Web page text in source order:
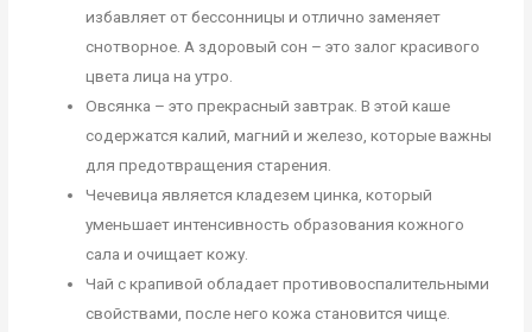
избавляет от бессонницы и отлично заменяет
снотворное. А здоровый сон – это залог красивого
цвета лица на утро.
Овсянка – это прекрасный завтрак. В этой каше
содержатся калий, магний и железо, которые важны
для предотвращения старения.
Чечевица является кладезем цинка, который
уменьшает интенсивность образования кожного
сала и очищает кожу.
Чай с крапивой обладает противовоспалительными
свойствами, после него кожа становится чище.